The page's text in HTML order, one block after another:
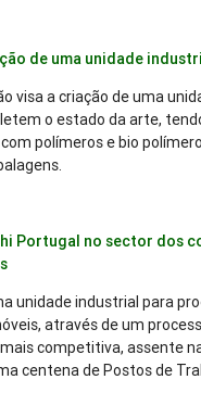
de uma unidade
visa a criação de uma
o estado da arte,
polímeros e bio
Portugal no sector dos
unidade industrial para
através de um
competitiva, assente
centena de Postos de